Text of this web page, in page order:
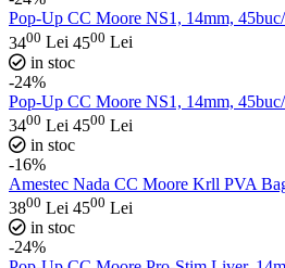
Pop-Up CC Moore NS1, 14mm,
3400 Lei 4500 Lei
in stoc
-24%
Pop-Up CC Moore NS1, 14mm,
3400 Lei 4500 Lei
in stoc
-16%
Amestec Nada CC Moore Krll PVA
3800 Lei 4500 Lei
in stoc
-24%